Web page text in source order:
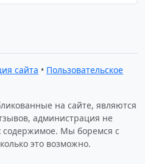
сайта • Пользовательское
на сайте, являются
администрация не
содержимое. Мы боремся с
это возможно.